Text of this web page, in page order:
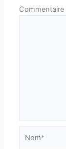
Commentaire